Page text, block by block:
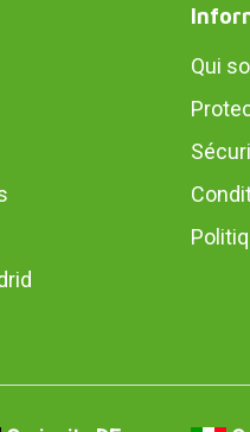
Qui